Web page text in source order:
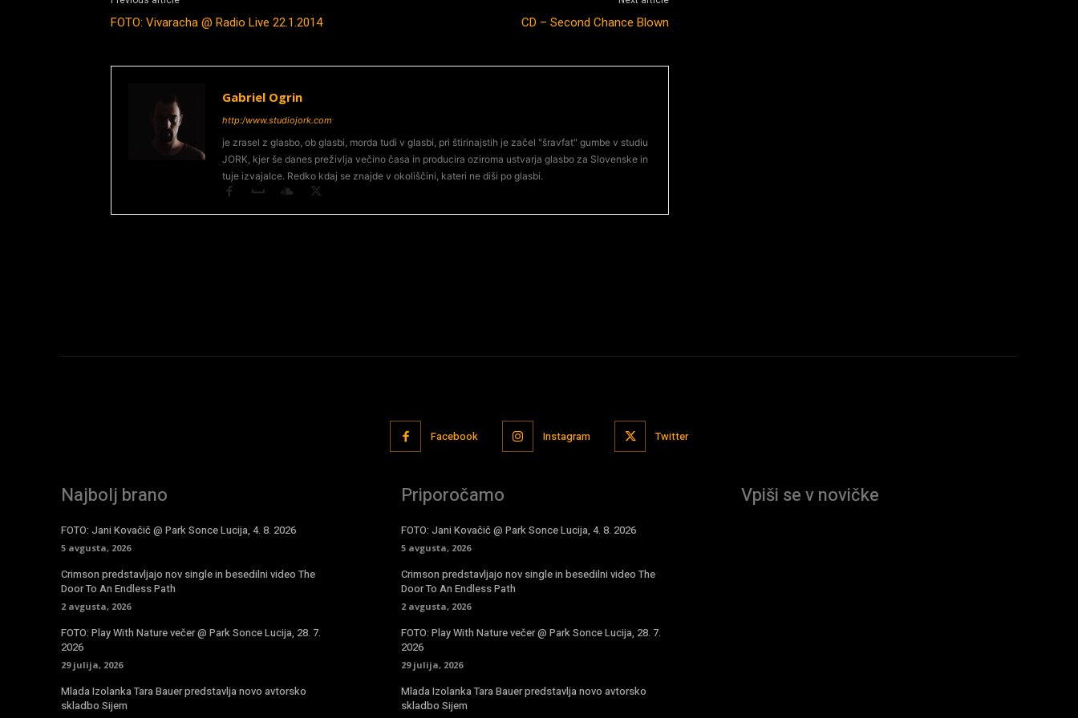
FOTO: Vivaracha @ Radio Live 22.1.2014 CD – Second Chance Blown
Gabriel Ogrin
http:/www.studiojork.com
je zrasel z glasbo, ob glasbi, morda tudi v glasbi, pri štirinajstih je začel "šravfat" gumbe v studiu
JORK, kjer še danes preživlja večino časa in producira oziroma ustvarja glasbo za Slovenske in
tuje izvajalce. Redko kdaj se znajde v okoliščini, kateri ne diši po glasbi.
Facebook Instagram Twitter
Najbolj brano
FOTO: Jani Kovačič @ Park Sonce Lucija, 4. 8. 2026
5 avgusta, 2026
Crimson predstavljajo nov single in besedilni video The
Door To An Endless Path
2 avgusta, 2026
FOTO: Play With Nature večer @ Park Sonce Lucija, 28. 7.
2026
29 julija, 2026
Mlada Izolanka Tara Bauer predstavlja novo avtorsko
skladbo Sijem
Priporočamo
FOTO: Jani Kovačič @ Park Sonce Lucija, 4. 8. 2026
5 avgusta, 2026
Crimson predstavljajo nov single in besedilni video The
Door To An Endless Path
2 avgusta, 2026
FOTO: Play With Nature večer @ Park Sonce Lucija, 28. 7.
2026
29 julija, 2026
Mlada Izolanka Tara Bauer predstavlja novo avtorsko
skladbo Sijem
Vpiši se v novičke